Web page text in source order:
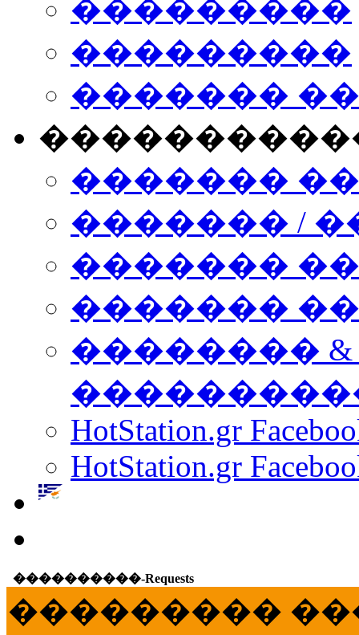
���������
���������
�������
�������
������� /
�������
������� ���
��������
HotStation.gr
HotStation.gr
����������-Requests
���������